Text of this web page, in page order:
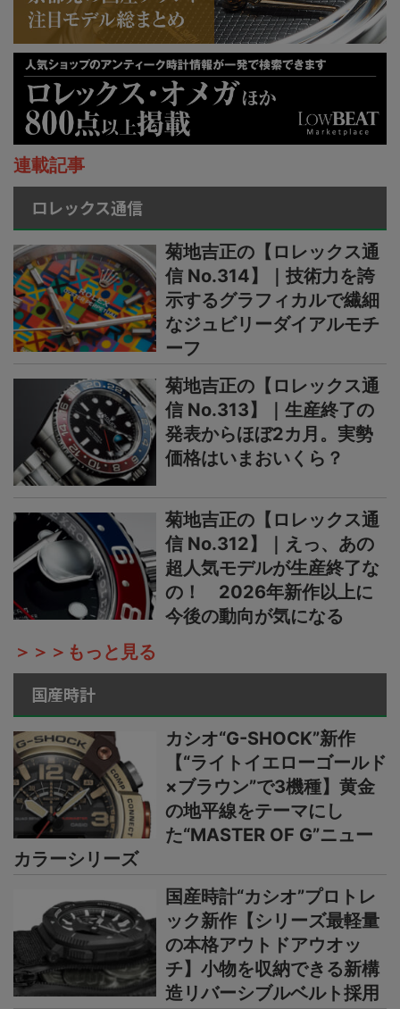
連載記事
ロレックス通信
菊地吉正の【ロレックス通
信 No.314】｜技術力を誇
示するグラフィカルで繊細
なジュビリーダイアルモチ
ーフ
菊地吉正の【ロレックス通
信 No.313】｜生産終了の
発表からほぼ2カ月。実勢
価格はいまおいくら？
菊地吉正の【ロレックス通
信 No.312】｜えっ、あの
超人気モデルが生産終了な
の！ 2026年新作以上に
今後の動向が気になる
＞＞＞もっと見る
国産時計
カシオ“G-SHOCK”新作
【“ライトイエローゴールド
×ブラウン”で3機種】黄金
の地平線をテーマにし
た“MASTER OF G”ニュー
カラーシリーズ
国産時計“カシオ”プロトレ
ック新作【シリーズ最軽量
の本格アウトドアウオッ
チ】小物を収納できる新構
造リバーシブルベルト採用